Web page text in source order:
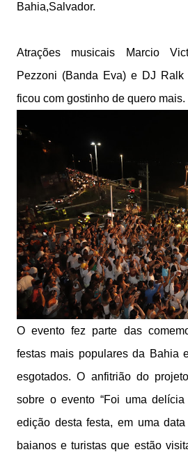
Bahia,Salvador.
Atrações musicais Marcio
Pezzoni (Banda Eva) e DJ
ficou com gostinho de quero mais.
O evento fez parte das
festas mais populares da Bahia
esgotados. O anfitrião do
sobre o evento “Foi uma
edição desta festa, em uma
baianos e turistas que estão